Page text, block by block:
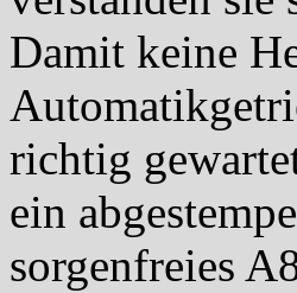
Damit keine
richtig
ein
sorgenfreies